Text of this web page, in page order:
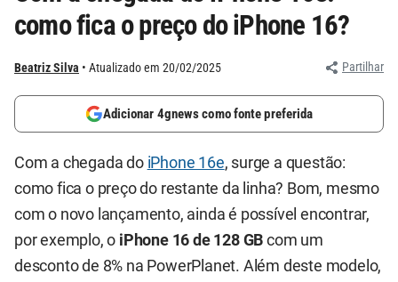
como fica o preço do iPhone 16?
Beatriz Silva Atualizado em 20/02/2025 Partilhar
Adicionar 4gnews como fonte preferida
Com a chegada do iPhone 16e, surge a questão:
como fica o preço do restante da linha? Bom, mesmo
com o novo lançamento, ainda é possível encontrar,
por exemplo, o iPhone 16 de 128 GB com um
desconto de 8% na PowerPlanet. Além deste modelo,